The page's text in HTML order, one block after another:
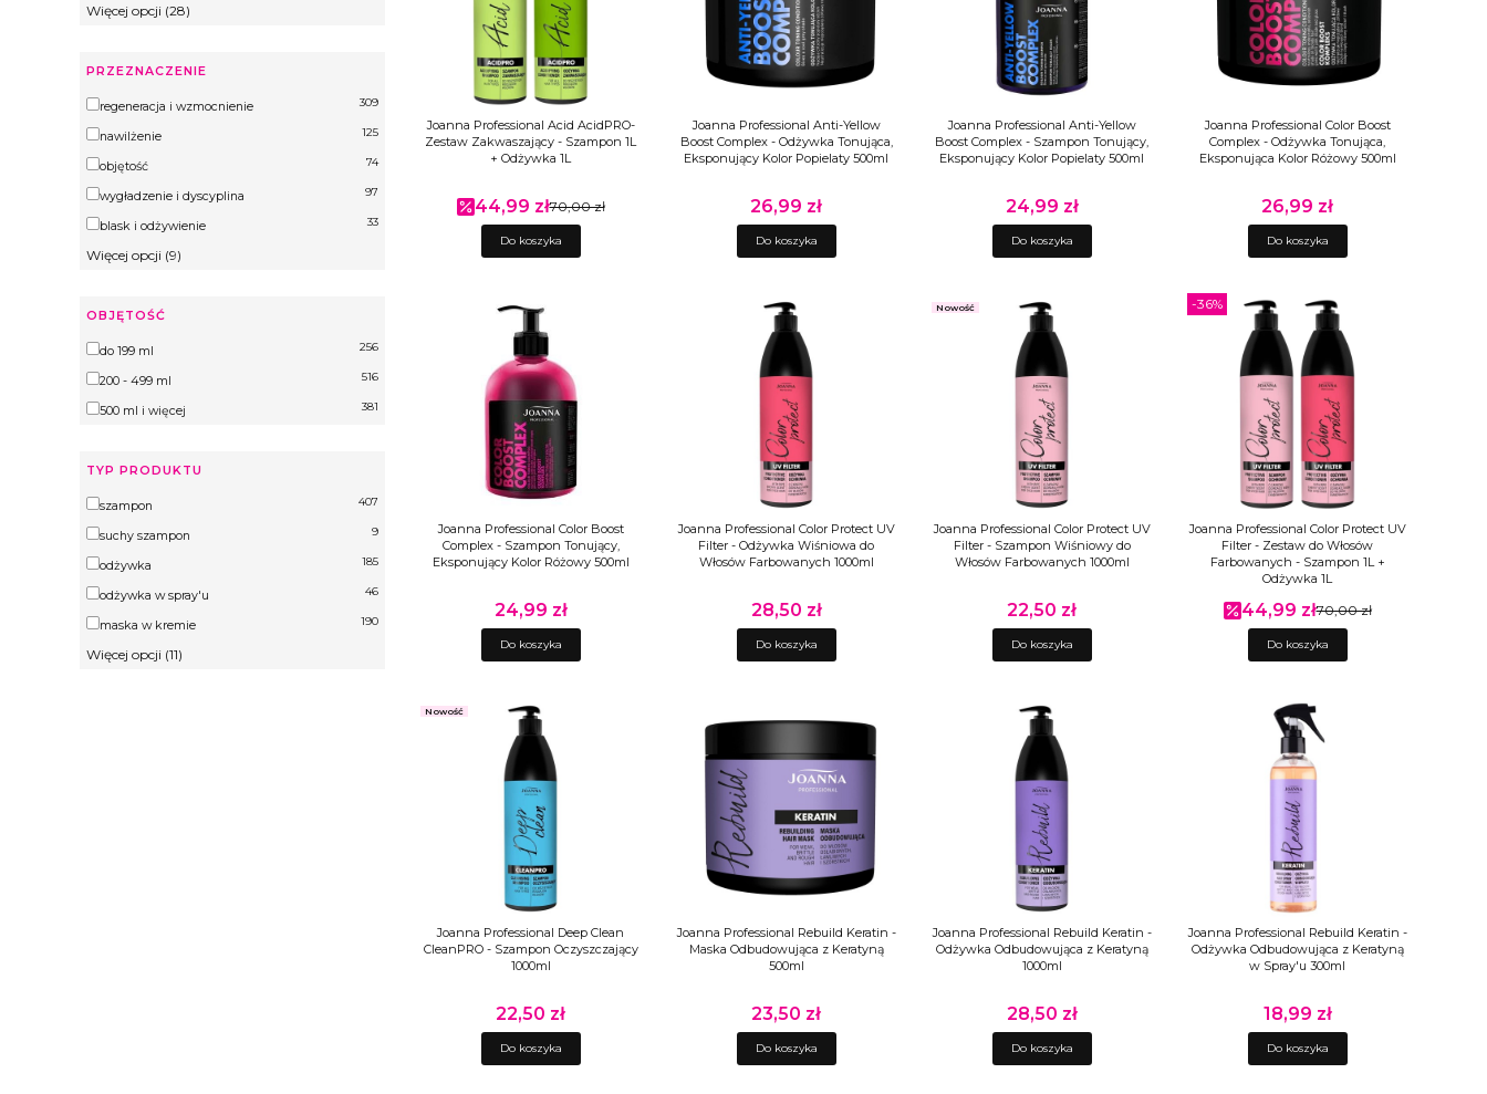
Więcej opcji (28)
PRZEZNACZENIE
Przeznaczenie
regeneracja i wzmocnienie 309
nawilżenie 125
objętość 74
wygładzenie i dyscyplina 97
blask i odżywienie 33
Więcej opcji (9)
OBJĘTOŚĆ
Objętość
do 199 ml 256
200 - 499 ml 516
500 ml i więcej 381
TYP PRODUKTU
Typ produktu
szampon 407
suchy szampon 9
odżywka 185
odżywka w spray'u 46
maska w kremie 190
Więcej opcji (11)
Joanna Professional Acid AcidPRO-
Zestaw Zakwaszający - Szampon 1L
+ Odżywka 1L
Cena promocyjna
44,99 zł70,00 zł
Do koszyka
Joanna Professional Anti-Yellow
Boost Complex - Odżywka Tonująca,
Eksponujący Kolor Popielaty 500ml
Cena
26,99 zł
Do koszyka
Joanna Professional Anti-Yellow
Boost Complex - Szampon Tonujący,
Eksponujący Kolor Popielaty 500ml
Cena
24,99 zł
Do koszyka
Joanna Professional Color Boost
Complex - Odżywka Tonująca,
Eksponująca Kolor Różowy 500ml
Cena
26,99 zł
Do koszyka
Joanna Professional Color Boost
Complex - Szampon Tonujący,
Eksponujący Kolor Różowy 500ml
Cena
24,99 zł
Do koszyka
Joanna Professional Color Protect UV
Filter - Odżywka Wiśniowa do
Włosów Farbowanych 1000ml
Cena
28,50 zł
Do koszyka
Nowość
Joanna Professional Color Protect UV
Filter - Szampon Wiśniowy do
Włosów Farbowanych 1000ml
Cena
22,50 zł
Do koszyka
Joanna Professional Color Protect UV
Filter - Zestaw do Włosów
Farbowanych - Szampon 1L +
Odżywka 1L
Cena promocyjna
44,99 zł70,00 zł
-36%
Do koszyka
Nowość
Joanna Professional Deep Clean
CleanPRO - Szampon Oczyszczający
1000ml
Cena
22,50 zł
Do koszyka
Joanna Professional Rebuild Keratin -
Maska Odbudowująca z Keratyną
500ml
Cena
23,50 zł
Do koszyka
Joanna Professional Rebuild Keratin -
Odżywka Odbudowująca z Keratyną
1000ml
Cena
28,50 zł
Do koszyka
Joanna Professional Rebuild Keratin -
Odżywka Odbudowująca z Keratyną
w Spray'u 300ml
Cena
18,99 zł
Do koszyka